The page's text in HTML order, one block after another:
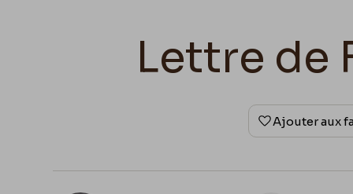
Lettre de
Ajouter aux